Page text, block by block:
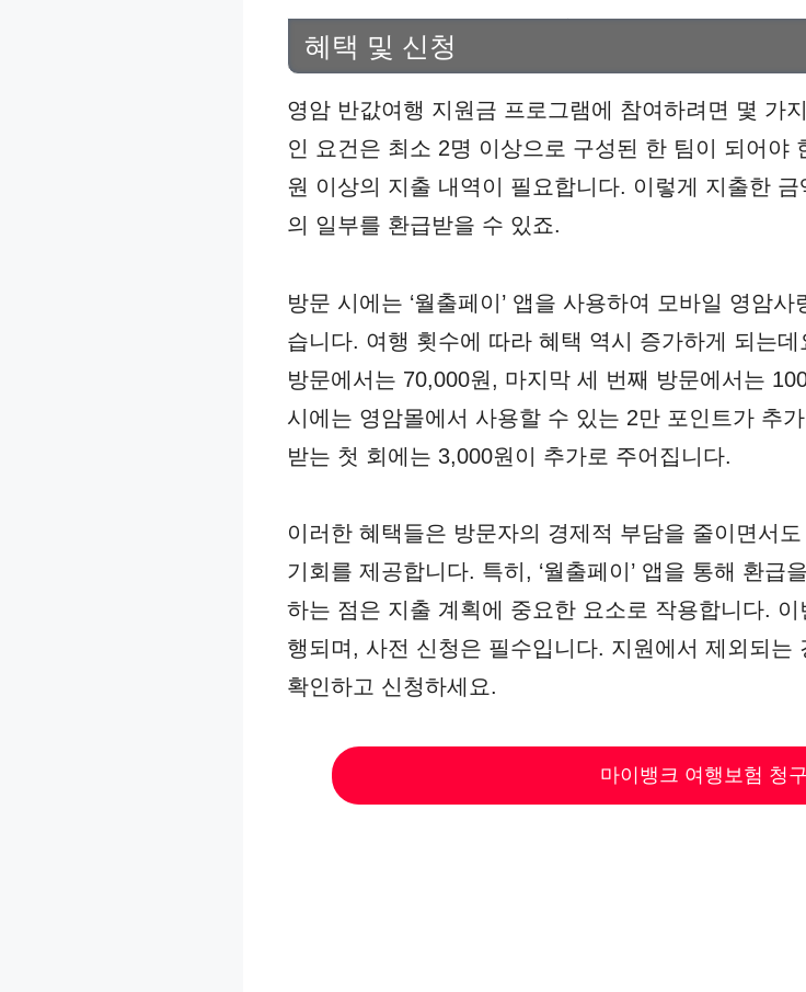
혜택 및 신청
영암 반값여행 지원금 프로그램에 참여하려면 몇 가
인 요건은 최소 2명 이상으로 구성된 한 팀이 되어야
원 이상의 지출 내역이 필요합니다. 이렇게 지출한
의 일부를 환급받을 수 있죠.
방문 시에는 ‘월출페이’ 앱을 사용하여 모바일 영암
습니다. 여행 횟수에 따라 혜택 역시 증가하게 되는
방문에서는 70,000원, 마지막 세 번째 방문에서는
시에는 영암몰에서 사용할 수 있는 2만 포인트가 추
받는 첫 회에는 3,000원이 추가로 주어집니다.
이러한 혜택들은 방문자의 경제적 부담을 줄이면서
기회를 제공합니다. 특히, ‘월출페이’ 앱을 통해 환급
하는 점은 지출 계획에 중요한 요소로 작용합니다.
행되며, 사전 신청은 필수입니다. 지원에서 제외되
확인하고 신청하세요.
마이뱅크 여행보험 청